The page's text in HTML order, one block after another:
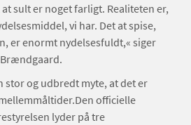
sult er noget farligt. Realiteten er,
vi har. Det at spise,
er enormt nydelsesfuldt,« siger
stor og udbredt myte, at det er
officielle
lyder på tre